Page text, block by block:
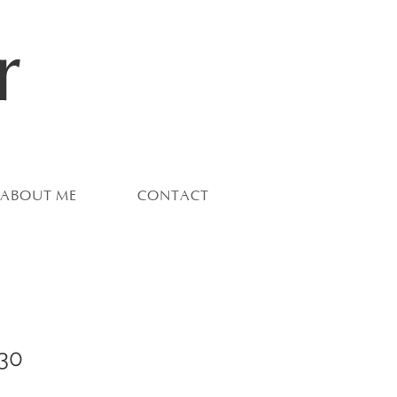
ABOUT ME CONTACT